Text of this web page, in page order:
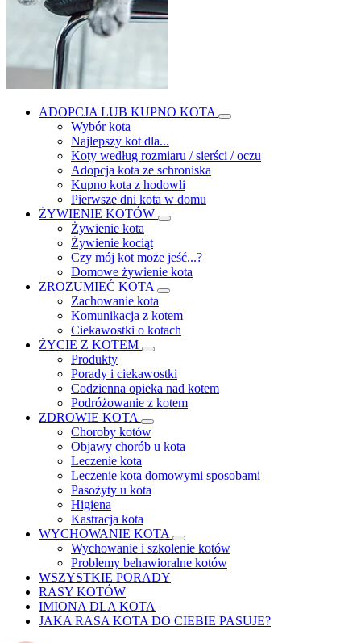
ADOPCJA LUB KUPNO KOTA
Wybór kota
Najlepszy kot dla...
Koty według rozmiaru / sierści / oczu
Adopcja kota ze schroniska
Kupno kota z hodowli
Pierwsze dni kota w domu
ŻYWIENIE KOTÓW
Żywienie kota
Żywienie kociąt
Czy mój kot może jeść...?
Domowe żywienie kota
ZROZUMIEĆ KOTA
Zachowanie kota
Komunikacja z kotem
Ciekawostki o kotach
ŻYCIE Z KOTEM
Produkty
Porady i ciekawostki
Codzienna opieka nad kotem
Podróżowanie z kotem
ZDROWIE KOTA
Choroby kotów
Objawy chorób u kota
Leczenie kota
Leczenie kota domowymi sposobami
Pasożyty u kota
Higiena
Kastracja kota
WYCHOWANIE KOTA
Wychowanie i szkolenie kotów
Problemy behawioralne kotów
WSZYSTKIE PORADY
RASY KOTÓW
IMIONA DLA KOTA
JAKA RASA KOTA DO CIEBIE PASUJE?